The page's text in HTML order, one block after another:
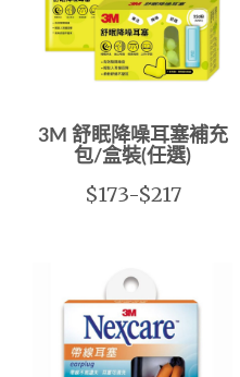
3M 舒眠降噪耳塞補充
包/盒裝(任選)
$173-$217